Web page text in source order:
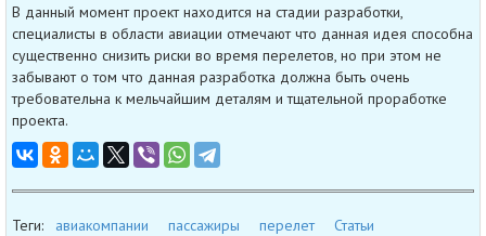
В данный момент проект находится на стадии разработки,
специалисты в области авиации отмечают что данная идея способна
существенно снизить риски во время перелетов, но при этом не
забывают о том что данная разработка должна быть очень
требовательна к мельчайшим деталям и тщательной проработке
проекта.
Теги: авиакомпании пассажиры перелет
Статьи